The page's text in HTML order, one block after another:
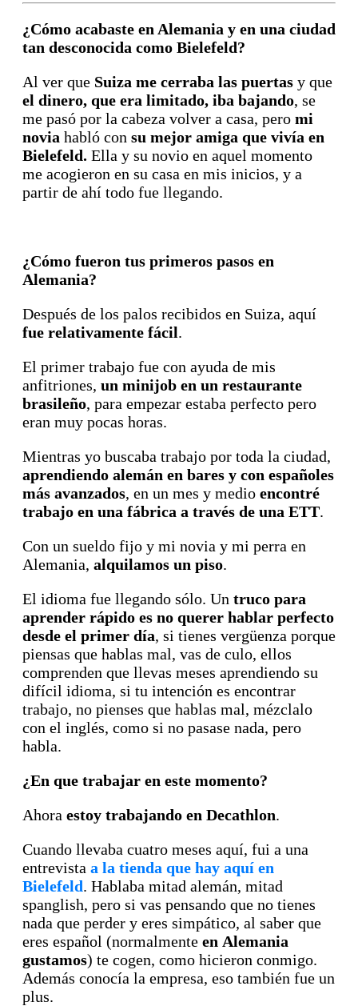
¿Cómo acabaste en Alemania y en una ciudad
tan desconocida como Bielefeld?
Al ver que Suiza me cerraba las puertas y que
el dinero, que era limitado, iba bajando, se
me pasó por la cabeza volver a casa, pero mi
novia habló con su mejor amiga que vivía en
Bielefeld. Ella y su novio en aquel momento
me acogieron en su casa en mis inicios, y a
partir de ahí todo fue llegando.
¿Cómo fueron tus primeros pasos en
Alemania?
Después de los palos recibidos en Suiza, aquí
fue relativamente fácil.
El primer trabajo fue con ayuda de mis
anfitriones, un minijob en un restaurante
brasileño, para empezar estaba perfecto pero
eran muy pocas horas.
Mientras yo buscaba trabajo por toda la ciudad,
aprendiendo alemán en bares y con españoles
más avanzados, en un mes y medio encontré
trabajo en una fábrica a través de una ETT.
Con un sueldo fijo y mi novia y mi perra en
Alemania, alquilamos un piso.
El idioma fue llegando sólo. Un truco para
aprender rápido es no querer hablar perfecto
desde el primer día, si tienes vergüenza porque
piensas que hablas mal, vas de culo, ellos
comprenden que llevas meses aprendiendo su
difícil idioma, si tu intención es encontrar
trabajo, no pienses que hablas mal, mézclalo
con el inglés, como si no pasase nada, pero
habla.
¿En que trabajar en este momento?
Ahora estoy trabajando en Decathlon.
Cuando llevaba cuatro meses aquí, fui a una
entrevista a la tienda que hay aquí en
Bielefeld. Hablaba mitad alemán, mitad
spanglish, pero si vas pensando que no tienes
nada que perder y eres simpático, al saber que
eres español (normalmente en Alemania
gustamos) te cogen, como hicieron conmigo.
Además conocía la empresa, eso también fue un
plus.